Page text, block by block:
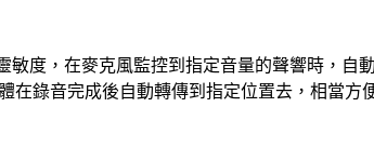
敏度，在麥克風監控到指定音量的聲響時，
在錄音完成後自動轉傳到指定位置去，相當方